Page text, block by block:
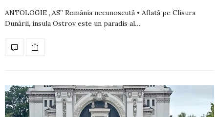
ANTOLOGIE „AS” România necunoscută • Aflată pe Clisura
Dunării, insula Ostrov este un paradis al…